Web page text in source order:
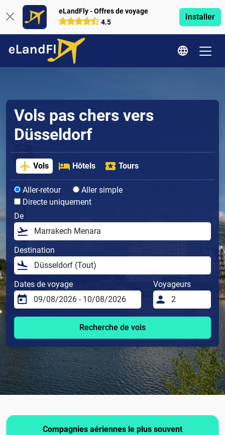
eLandFly - Offres de voyage
4.5
Installer
Vols pas chers vers
Düsseldorf
Vols Hôtels Tours
Aller-retour
Aller simple
Directe uniquement
De
Destination
Dates de voyage Voyageurs
Recherche de vols
Compagnies aériennes le plus souvent